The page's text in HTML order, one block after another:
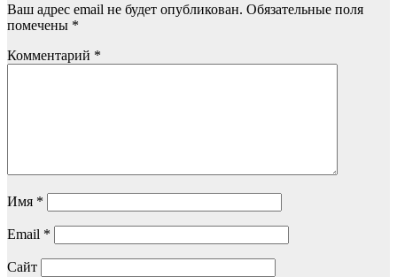
Ваш адрес email не будет опубликован. Обязательные поля
помечены *
Комментарий *
Имя *
Email *
Сайт